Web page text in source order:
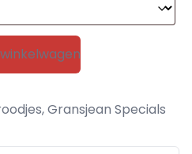
,Gransjean Specials